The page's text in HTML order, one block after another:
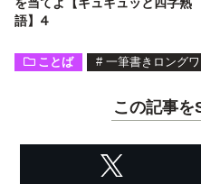
語】4
ことば # 一筆書きロング
この記事を